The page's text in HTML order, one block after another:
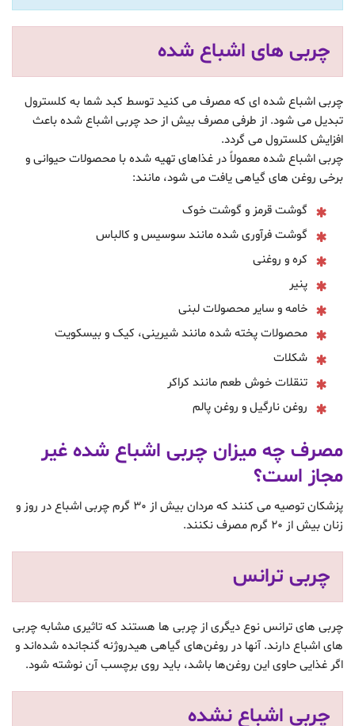
چربی های اشباع شده
چربی اشباع شده ای که مصرف می کنید توسط کبد شما به کلسترول
تبدیل می شود. از طرفی مصرف بیش از حد چربی اشباع شده باعث
افزایش کلسترول می گردد.
چربی اشباع شده معمولاً در غذاهای تهیه شده با محصولات حیوانی و
برخی روغن های گیاهی یافت می شود، مانند:
گوشت قرمز و گوشت خوک
گوشت فرآوری شده مانند سوسیس و کالباس
کره و روغنی
پنیر
خامه و سایر محصولات لبنی
محصولات پخته شده مانند شیرینی، کیک و بیسکویت
شکلات
تنقلات خوش طعم مانند کراکر
روغن نارگیل و روغن پالم
مصرف چه میزان چربی اشباع شده غیر
مجاز است؟
پزشکان توصیه می کنند که مردان بیش از 30 گرم چربی اشباع در روز و
زنان بیش از 20 گرم مصرف نکنند.
چربی ترانس
چربی های ترانس نوع دیگری از چربی ها هستند که تاثیری مشابه چربی
های اشباع دارند. آنها در روغن‌های گیاهی هیدروژنه گنجانده شده‌اند و
اگر غذایی حاوی این روغن‌ها باشد، باید روی برچسب آن نوشته شود.
چربی اشباع نشده